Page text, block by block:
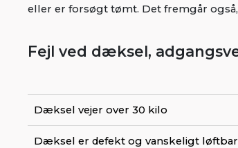
eller er forsøgt tømt. Det fremgår
Fejl ved dæksel,
Dæksel vejer over 30 kilo
Dæksel er defekt og vanskeligt